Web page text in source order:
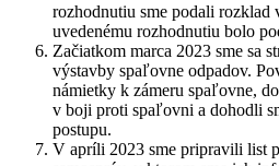
rozhodnutiu sme podali rozklad
uvedenému rozhodnutiu bolo
Začiatkom marca 2023 sme sa
výstavby spaľovne odpadov.
námietky k zámeru spaľovne,
v boji proti spaľovni a dohodli
postupu.
V apríli 2023 sme pripravili list